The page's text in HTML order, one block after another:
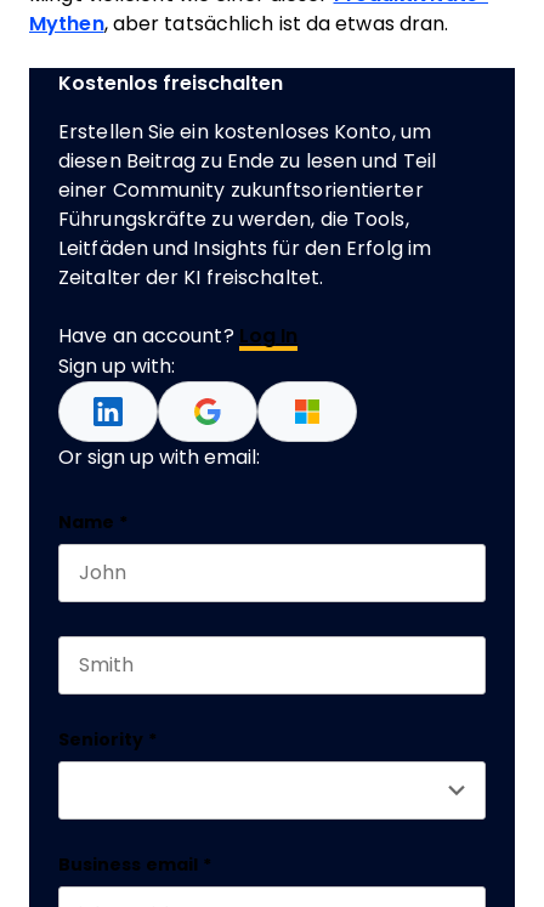
Mythen, aber tatsächlich ist da etwas dran.
Kostenlos freischalten
Erstellen Sie ein kostenloses Konto, um
diesen Beitrag zu Ende zu lesen und Teil
einer Community zukunftsorientierter
Führungskräfte zu werden, die Tools,
Leitfäden und Insights für den Erfolg im
Zeitalter der KI freischaltet.
Have an account? Log In
Sign up with:
Or sign up with email:
Company
Name *
Seniority *
Business email *